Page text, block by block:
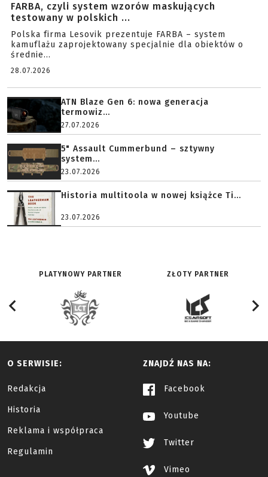
FARBA, czyli system wzorów maskujących
testowany w polskich ...
Polska firma Lesovik prezentuje FARBA – system
kamuflażu zaprojektowany specjalnie dla obiektów o
średnie...
28.07.2026
ATN Blaze Gen 6: nowa generacja
termowiz...
27.07.2026
5" Assault Cummerbund – sztywny
system...
23.07.2026
Historia multitoola w nowej książce Ti...
23.07.2026
PLATYNOWY PARTNER ZŁOTY PARTNER
O SERWISIE:
Redakcja
Historia
Reklama i współpraca
Regulamin
ZNAJDŹ NAS NA:
Facebook
Youtube
Twitter
Vimeo